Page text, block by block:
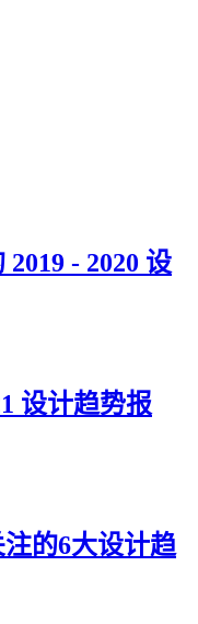
- 2020 设
设计趋势报
的6大设计趋